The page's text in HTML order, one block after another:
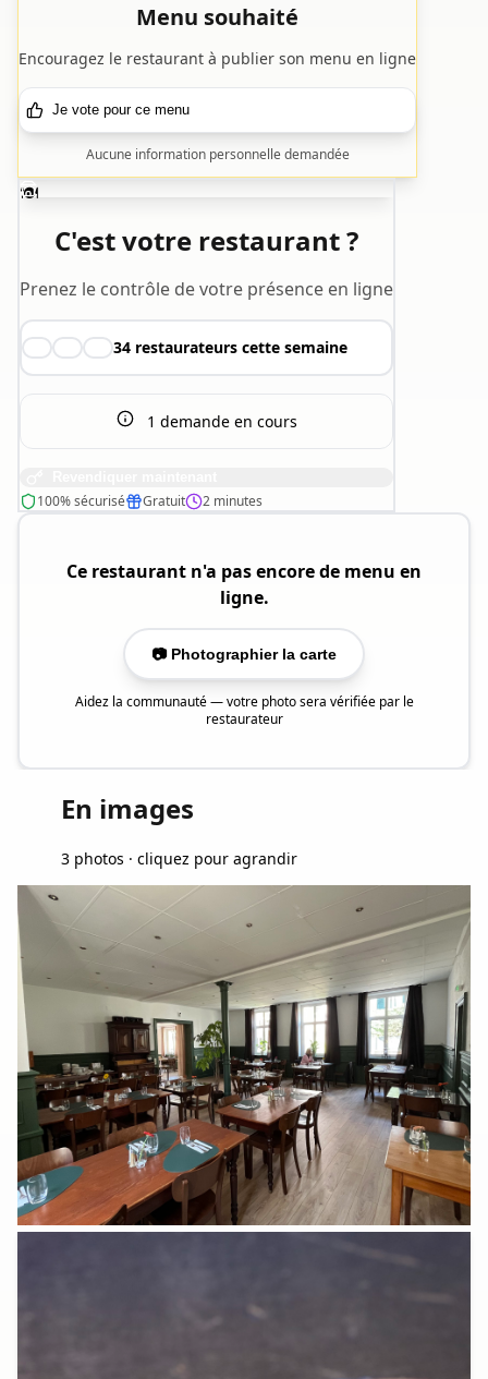
Menu souhaité
Encouragez le restaurant à publier son menu en ligne
Je vote pour ce menu
Aucune information personnelle demandée
🍽️
C'est votre restaurant ?
Prenez le contrôle de votre présence en ligne
👨‍🍳 👩‍🍳 🧑‍🍳34 restaurateurs cette semaine
1 demande en cours
100% sécurisé Gratuit 2 minutes
Ce restaurant n'a pas encore de menu en
ligne.
📷 Photographier la carte
Aidez la communauté — votre photo sera vérifiée par le
restaurateur
En images
3 photos · cliquez pour agrandir